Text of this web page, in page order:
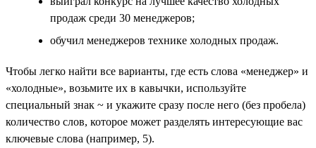
продаж среди 30 менеджеров;
обучил менеджеров технике холодных продаж.
Чтобы легко найти все варианты, где есть слова «менеджер» и
«холодные», возьмите их в кавычки, используйте
специальный знак ~ и укажите сразу после него (без пробела)
количество слов, которое может разделять интересующие вас
ключевые слова (например, 5).